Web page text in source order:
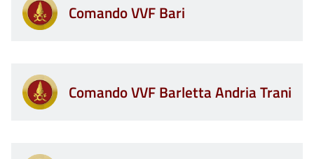
Comando VVF Bari
Comando VVF Barletta Andria Trani